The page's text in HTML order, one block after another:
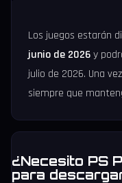
Los juegos estarán
junio de 2026y
julio de 2026. Una
siempre que
¿Necesito PS
para